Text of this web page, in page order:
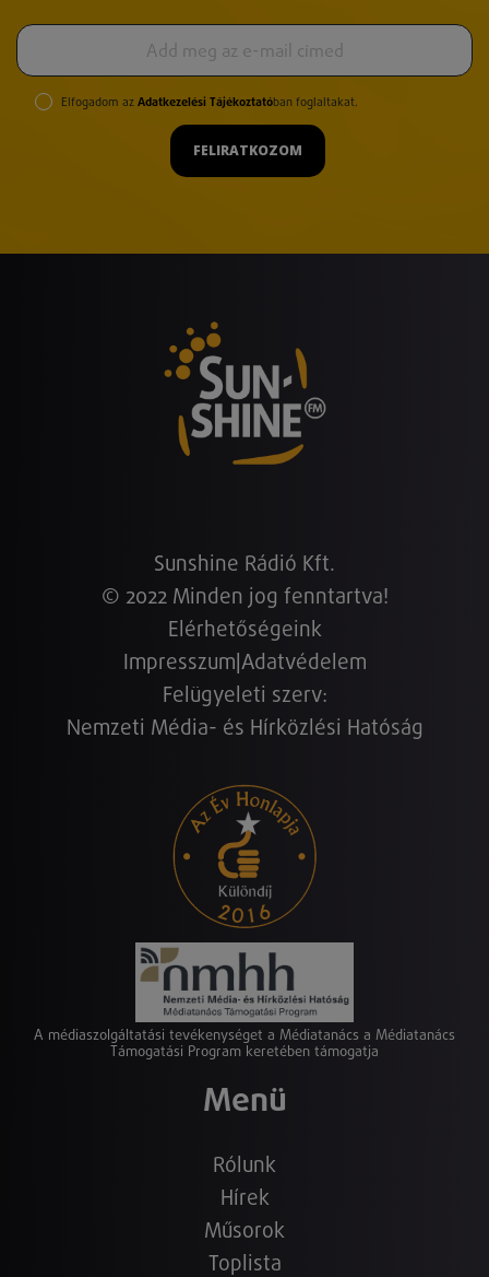
Elfogadom az Adatkezelési Tájékoztatóban foglaltakat.
FELIRATKOZOM
Sunshine Rádió Kft.
© 2022 Minden jog fenntartva!
Elérhetőségeink
Impresszum Adatvédelem
Felügyeleti szerv:
Nemzeti Média- és Hírközlési Hatóság
A médiaszolgáltatási tevékenységet a Médiatanács a Médiatanács
Támogatási Program keretében támogatja
Menü
Rólunk
Hírek
Műsorok
Toplista